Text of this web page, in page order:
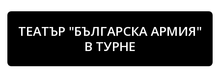
ТЕАТЪР "БЪЛГАРСКА АРМИЯ"
В ТУРНЕ